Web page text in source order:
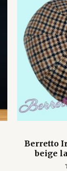
Berretto
beige